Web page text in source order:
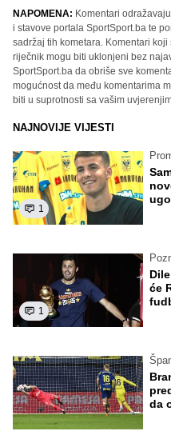
NAPOMENA: Komentari
i stavove portala SportSport.ba te
sadržaj tih kometara. Komentari
riječnik mogu biti uklonjeni bez
SportSport.ba da obriše sve
mogućnost da među komentarima
biti u suprotnosti sa vašim
NAJNOVIJE VIJESTI
1
1
će
da